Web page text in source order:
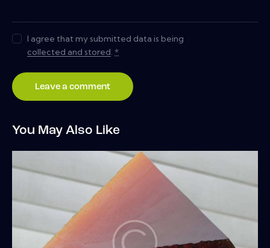
I agree that my submitted data is being
collected and stored.*
You May Also Like